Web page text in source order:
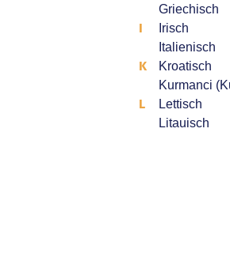
Griechisch
I
Irisch
Italienisch
K
Kroatisch
Kurmanci
L
Lettisch
Litauisch